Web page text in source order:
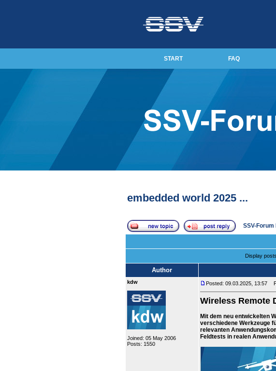
START FAQ
embedded world 2025 ...
SSV-
Display
Author
kdw
Joined: 05 May 2006
Posts: 1550
Posted: 09.03.2025, 13:57
Wireless Remote
Mit dem neu entwickelten
verschiedene Werkzeuge
relevanten
Feldtests in realen